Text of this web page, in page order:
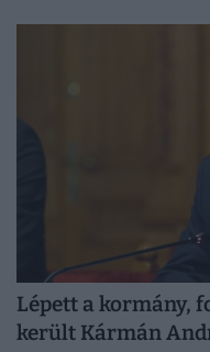
Lépett a kormány,
került Kármán